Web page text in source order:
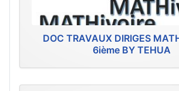
DOC TRAVAUX DIRIGES
6ième BY TEHUA